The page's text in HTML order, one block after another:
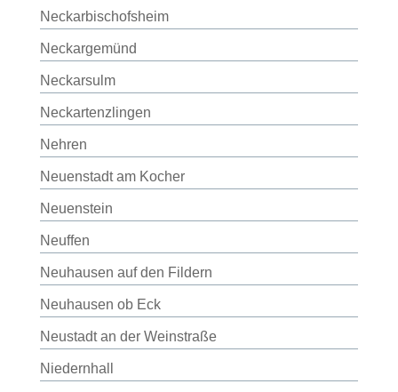
Neckarbischofsheim
Neckargemünd
Neckarsulm
Neckartenzlingen
Nehren
Neuenstadt am Kocher
Neuenstein
Neuffen
Neuhausen auf den Fildern
Neuhausen ob Eck
Neustadt an der Weinstraße
Niedernhall